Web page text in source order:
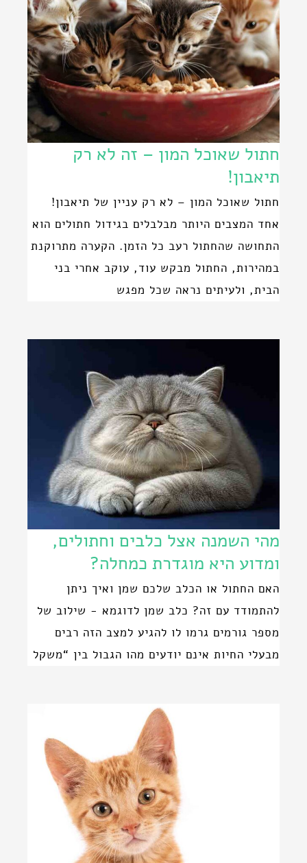
חתול שאוכל המון – זה לא רק
תיאבון!
חתול שאוכל המון – לא רק עניין של תיאבון!
אחד המצבים היותר מבלבלים בגידול חתולים הוא
התחושה שהחתול רעב כל הזמן. הקערה מתרוקנת
במהירות, החתול מבקש עוד, עוקב אחרי בני
הבית, ולעיתים נראה שכל מפגש
מהי השמנה אצל כלבים וחתולים,
ומדוע היא מוגדרת כמחלה?
האם החתול או הכלב שלכם שמן ואיך ניתן
להתמודד עם זה? כלב שמן לדוגמא - שילוב של
מספר גורמים גרמו לו להגיע למצב הזה רבים
מבעלי החיות אינם יודעים מהו הגבול בין “משקל